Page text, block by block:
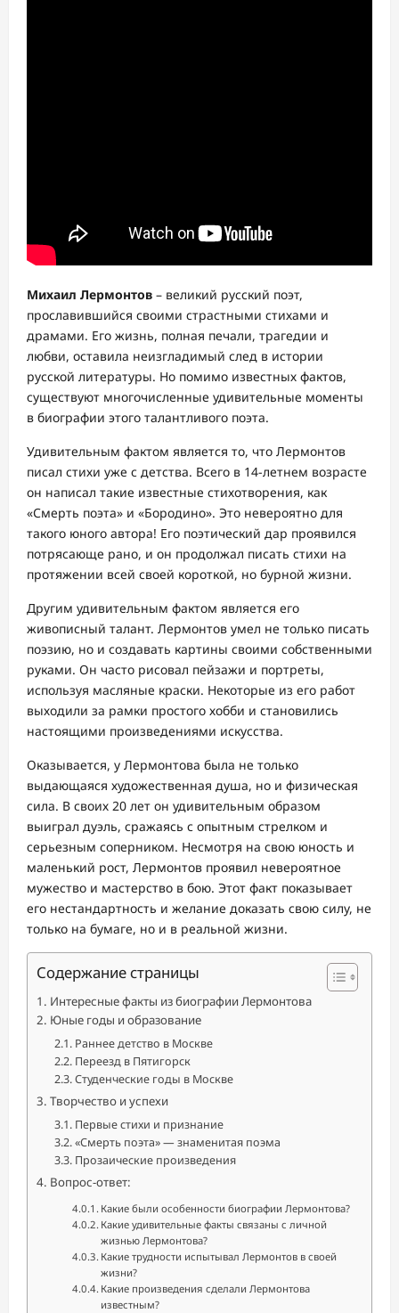
Михаил Лермонтов – великий русский поэт,
прославившийся своими страстными стихами и
драмами. Его жизнь, полная печали, трагедии и
любви, оставила неизгладимый след в истории
русской литературы. Но помимо известных фактов,
существуют многочисленные удивительные моменты
в биографии этого талантливого поэта.
Удивительным фактом является то, что Лермонтов
писал стихи уже с детства. Всего в 14-летнем возрасте
он написал такие известные стихотворения, как
«Смерть поэта» и «Бородино». Это невероятно для
такого юного автора! Его поэтический дар проявился
потрясающе рано, и он продолжал писать стихи на
протяжении всей своей короткой, но бурной жизни.
Другим удивительным фактом является его
живописный талант. Лермонтов умел не только писать
поэзию, но и создавать картины своими собственными
руками. Он часто рисовал пейзажи и портреты,
используя масляные краски. Некоторые из его работ
выходили за рамки простого хобби и становились
настоящими произведениями искусства.
Оказывается, у Лермонтова была не только
выдающаяся художественная душа, но и физическая
сила. В своих 20 лет он удивительным образом
выиграл дуэль, сражаясь с опытным стрелком и
серьезным соперником. Несмотря на свою юность и
маленький рост, Лермонтов проявил невероятное
мужество и мастерство в бою. Этот факт показывает
его нестандартность и желание доказать свою силу, не
только на бумаге, но и в реальной жизни.
Содержание страницы
Интересные факты из биографии Лермонтова
Юные годы и образование
Раннее детство в Москве
Переезд в Пятигорск
Студенческие годы в Москве
Творчество и успехи
Первые стихи и признание
«Смерть поэта» — знаменитая поэма
Прозаические произведения
Вопрос-ответ:
Какие были особенности биографии Лермонтова?
Какие удивительные факты связаны с личной
жизнью Лермонтова?
Какие трудности испытывал Лермонтов в своей
жизни?
Какие произведения сделали Лермонтова
известным?